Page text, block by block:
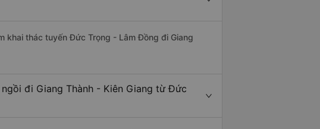
khai thác tuyến Đức Trọng - Lâm Đồng đi Giang
đi Giang Thành - Kiên Giang từ Đức